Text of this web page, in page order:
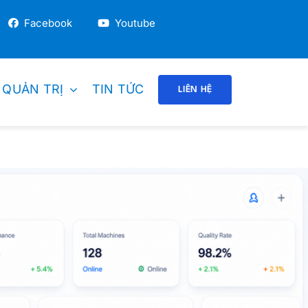
Facebook Youtube
TRỊ
Trung Tâm / Trường Anh Ngữ
Trung Học / Tiểu Học
TIN TỨC LIÊN HỆ